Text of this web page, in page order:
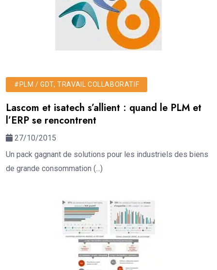
#PLM / GDT, TRAVAIL COLLABORATIF
Lascom et isatech s’allient : quand le PLM et
l’ERP se rencontrent
27/10/2015
Un pack gagnant de solutions pour les industriels des biens
de grande consommation (...)